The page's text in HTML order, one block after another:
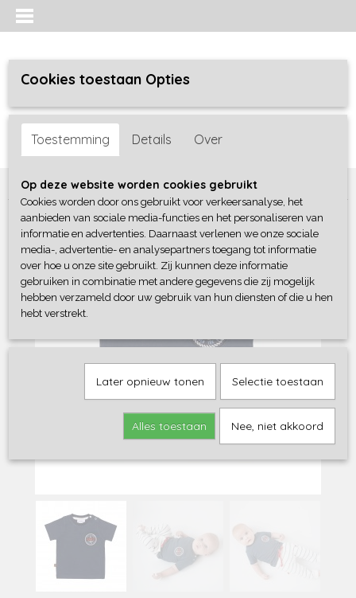
Inloggen Registreren
Home >Jongens baby>shirts / polo's>Frogs & Dogs
Cookies toestaan Opties
Toestemming Details Over
Op deze website worden cookies gebruikt
Cookies worden door ons gebruikt voor verkeersanalyse, het
aanbieden van sociale media-functies en het personaliseren van
informatie en advertenties. Daarnaast verlenen we onze sociale
media-, advertentie- en analysepartners toegang tot informatie
over hoe u onze site gebruikt. Zij kunnen deze informatie
gebruiken in combinatie met andere gegevens die zij mogelijk
hebben verzameld door uw gebruik van hun diensten of die u hen
hebt verstrekt.
Later opnieuw tonen Selectie toestaan
Alles toestaan Nee, niet akkoord